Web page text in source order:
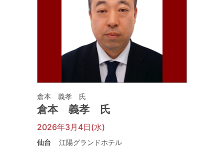
倉本 義孝 氏
倉本 義孝 氏
2026年3月4日(水)
仙台 江陽グランドホテル